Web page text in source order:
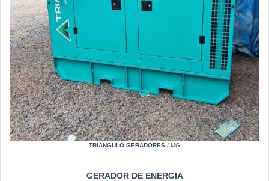
TRIANGULO GERADORES / MG
GERADOR DE ENERGIA